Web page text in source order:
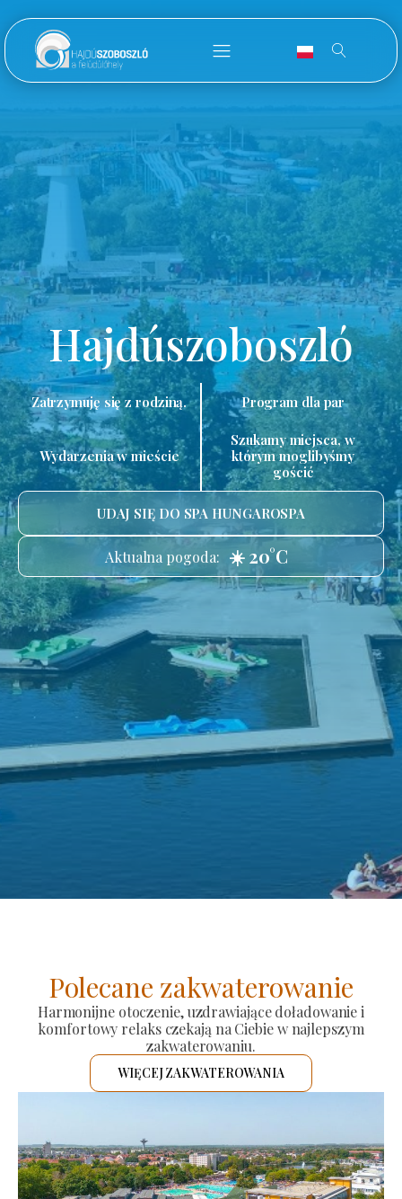
Hajdúszoboszló
Zatrzymuję się z rodziną. Program dla par
Wydarzenia w mieście
Szukamy miejsca, w
którym moglibyśmy
gościć
UDAJ SIĘ DO SPA HUNGAROSPA
Aktualna pogoda: ☀️ 20°C
Polecane zakwaterowanie
Harmonijne otoczenie, uzdrawiające doładowanie i
komfortowy relaks czekają na Ciebie w najlepszym
zakwaterowaniu.
WIĘCEJ ZAKWATEROWANIA